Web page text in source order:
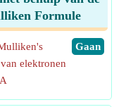
Formule
​Gaan
elektronen